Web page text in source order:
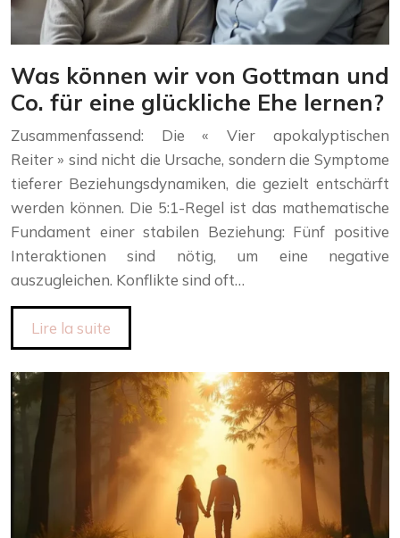
Was können wir von Gottman und
Co. für eine glückliche Ehe lernen?
Zusammenfassend: Die « Vier apokalyptischen
Reiter » sind nicht die Ursache, sondern die Symptome
tieferer Beziehungsdynamiken, die gezielt entschärft
werden können. Die 5:1-Regel ist das mathematische
Fundament einer stabilen Beziehung: Fünf positive
Interaktionen sind nötig, um eine negative
auszugleichen. Konflikte sind oft…
Lire la suite